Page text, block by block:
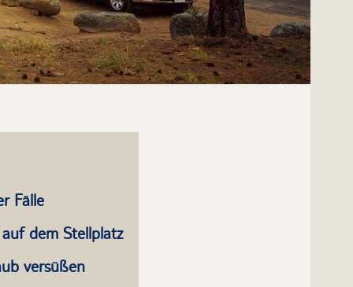
Fälle
dem Stellplatz
versüßen